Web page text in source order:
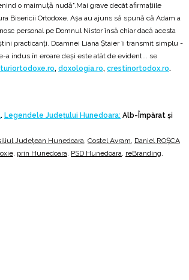
o maimuță nudă".Mai grave decât afirmațiile
Bisericii Ortodoxe. Așa au ajuns să spună că Adam a
personal pe Domnul Nistor însă chiar dacă acesta
practicanți. Doamnei Liana Ștaier îi transmit simplu -
a indus în eroare deși este atât de evident... se
, doxologia.ro, crestinortodox.ro.
. Legendele Județului Hunedoara: Alb-Împărat şi
Județean Hunedoara, Costel Avram, Daniel ROȘCA
, prin Hunedoara, PSD Hunedoara, reBranding,